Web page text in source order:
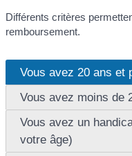
Différents critères
remboursement.
Vous avez 20 ans et
Vous avez moins de
Vous avez un
votre âge)